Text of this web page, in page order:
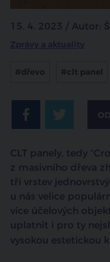
15. 4. 2023 / Autor:
Zprávy a aktuality
#dřevo #clt panel
#cross laminated
CLT panely, tedy
z masivního dřeva
tří vrstev
u nás velice
více účelových
uplatnit i pro ty
vysokou estetickou